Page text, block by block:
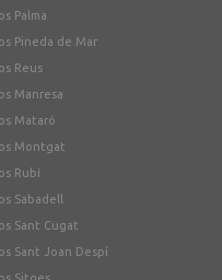
Palma
Pineda de Mar
Reus
Manresa
Mataró
Montgat
Rubí
Sabadell
Sant Cugat
Sant Joan Despí